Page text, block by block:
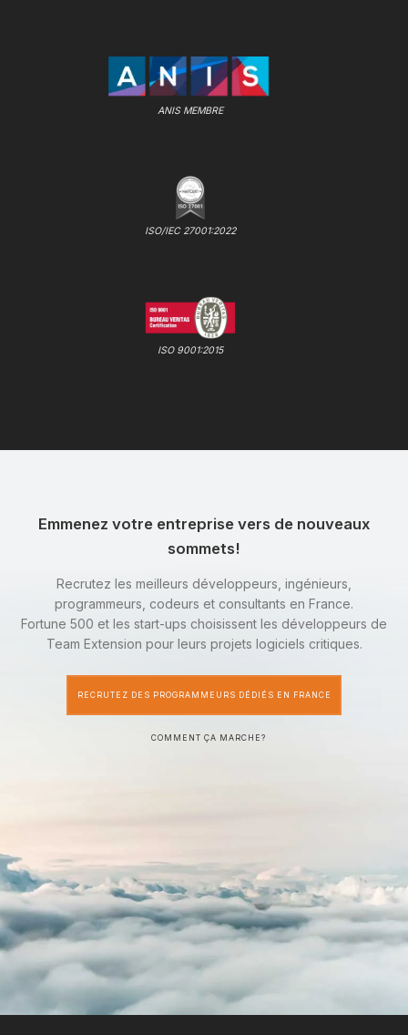
ANIS MEMBRE
ISO/IEC 27001:2022
ISO 9001:2015
Emmenez votre entreprise vers de nouveaux
sommets!
Recrutez les meilleurs développeurs, ingénieurs,
programmeurs, codeurs et consultants en France.
Fortune 500 et les start-ups choisissent les développeurs de
Team Extension pour leurs projets logiciels critiques.
RECRUTEZ DES PROGRAMMEURS DÉDIÉS EN FRANCE
COMMENT ÇA MARCHE?